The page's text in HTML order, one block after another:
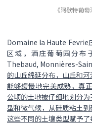
《阿歇特葡
Domaine la Haute Fevrie
区域，酒庄葡萄园分布
Thebaud, Monnières-
的山丘绵延分布，山丘和
能够缓慢地完美成熟，真
公顷的土地被仔细地划分
型和微气候，从硅质粘土
这些不同的土壤类型赋予